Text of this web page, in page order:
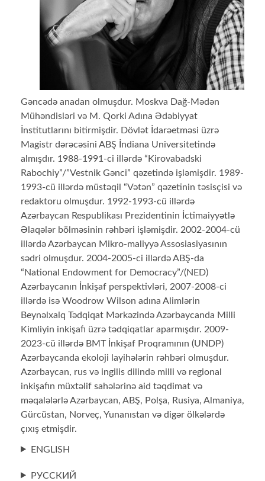
Gəncədə anadan olmuşdur. Moskva Dağ-Mədən
Mühəndisləri və M. Qorki Adına Ədəbiyyat
İnstitutlarını bitirmişdir. Dövlət İdarəetməsi üzrə
Magistr dərəcəsini ABŞ İndiana Universitetində
almışdır. 1988-1991-ci illərdə “Kirovabadski
Rabochiy”/”Vestnik Gənci” qəzetində işləmişdir. 1989-
1993-cü illərdə müstəqil “Vətən” qəzetinin təsisçisi və
redaktoru olmuşdur. 1992-1993-cü illərdə
Azərbaycan Respublikası Prezidentinin İctimaiyyətlə
Əlaqələr bölməsinin rəhbəri işləmişdir. 2002-2004-cü
illərdə Azərbaycan Mikro-maliyyə Assosiasiyasının
sədri olmuşdur. 2004-2005-ci illərdə ABŞ-da
“National Endowment for Democracy”/(NED)
Azərbaycanın İnkişaf perspektivləri, 2007-2008-ci
illərdə isə Woodrow Wilson adına Alimlərin
Beynəlxalq Tədqiqat Mərkəzində Azərbaycanda Milli
Kimliyin inkişafı üzrə tədqiqatlar aparmışdır. 2009-
2023-cü illərdə BMT İnkişaf Proqramının (UNDP)
Azərbaycanda ekoloji layihələrin rəhbəri olmuşdur.
Azərbaycan, rus və ingilis dilində milli və regional
inkişafın müxtəlif sahələrinə aid təqdimat və
məqalələrlə Azərbaycan, ABŞ, Polşa, Rusiya, Almaniya,
Gürcüstan, Norveç, Yunanıstan və digər ölkələrdə
çıxış etmişdir.
ENGLISH
РУССКИЙ